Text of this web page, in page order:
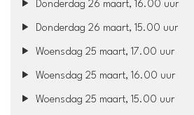
Donderdag 26 maart, 16.00 uur
Donderdag 26 maart, 15.00 uur
Woensdag 25 maart, 17.00 uur
Woensdag 25 maart, 16.00 uur
Woensdag 25 maart, 15.00 uur